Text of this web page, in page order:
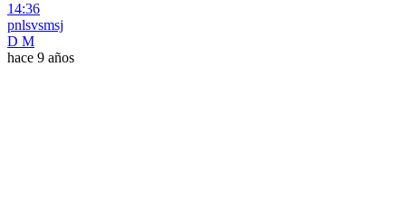
14:36
pnlsvsmsj
D M
hace 9 años